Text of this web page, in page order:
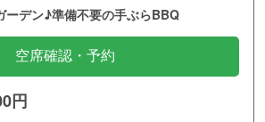
ーデン♪準備不要の手ぶらBBQ
空席確認・予約
円